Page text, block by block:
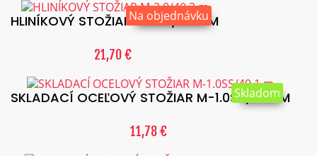
HLINÍKOVÝ STOŽIAR M-3.0/40 3 M
21,70 €
Na objednávku
SKLADACÍ OCEĽOVÝ STOŽIAR M-1.0SS/40 1 M
11,78 €
Skladom